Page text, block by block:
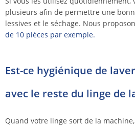
plusieurs afin de permettre une
lessives et le séchage. Nous
de 10 pièces par exemple.
Est-ce hygiénique de
avec le reste du linge de
Quand votre linge sort de la